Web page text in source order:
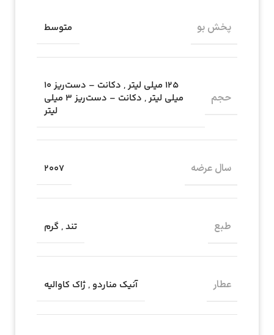
پخش بو متوسط
حجم
۱۲۵ میلی لیتر ,
دکانت – دست‌ریز ۱۰
میلی لیتر,
دکانت – دست‌ریز ۳ میلی
لیتر
سال عرضه ۲۰۰۷
طبع تند,گرم
عطار آنیک مناردو ,ژاک کاوالیه